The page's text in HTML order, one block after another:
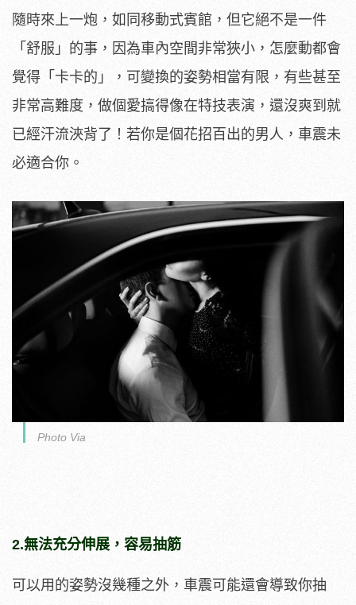
隨時來上一炮，如同移動式賓館，但它絕不是一件
「舒服」的事，因為車內空間非常狹小，怎麼動都會
覺得「卡卡的」，可變換的姿勢相當有限，有些甚至
非常高難度，做個愛搞得像在特技表演，還沒爽到就
已經汗流浹背了！若你是個花招百出的男人，車震未
必適合你。
Photo Via
2.無法充分伸展，容易抽筋
可以用的姿勢沒幾種之外，車震可能還會導致你抽